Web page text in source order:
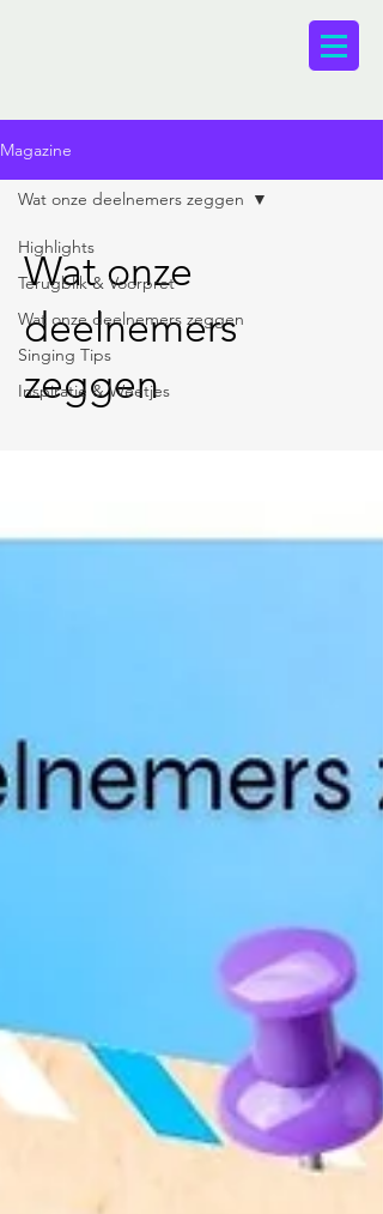
Magazine
Highlights
Terugblik & Voorpret
Wat onze deelnemers zeggen
Singing Tips
Inspiratie & Weetjes
Wat onze deelnemers zeggen
Wat onze
deelnemers
zeggen